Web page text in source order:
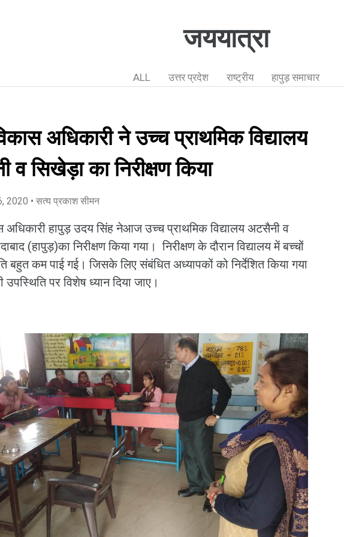
जययात्रा
ALL उत्तर प्रदेश राष्ट्रीय हापुड़ समाचार
अधिकारी ने उच्च प्राथमिक विद्यालय
व सिखेड़ा का निरीक्षण किया
2020 • सत्य प्रकाश सीमन
अधिकारी हापुड़ उदय सिंह नेआज उच्च प्राथमिक विद्यालय अटसैनी व
(हापुड़)का निरीक्षण किया गया। निरीक्षण के दौरान विद्यालय में बच्चों
बहुत कम पाई गई। जिसके लिए संबंधित अध्यापकों को निर्देशित किया गया
उपस्थिति पर विशेष ध्यान दिया जाए।